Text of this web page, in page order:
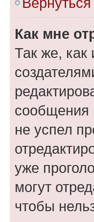
Как мне
Так же, как
сообщения
не успел
уже
могут
чтобы